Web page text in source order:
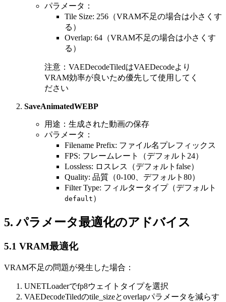
パラメータ：
Tile Size: 256（VRAM不足の場合は小さくす
る）
Overlap: 64（VRAM不足の場合は小さくす
る）
注意：VAEDecodeTiledはVAEDecodeより
VRAM効率が良いため優先して使用してく
ださい
SaveAnimatedWEBP
用途：生成された動画の保存
パラメータ：
Filename Prefix: ファイル名プレフィックス
FPS: フレームレート（デフォルト24）
Lossless: ロスレス（デフォルトfalse）
Quality: 品質（0-100、デフォルト80）
Filter Type: フィルタータイプ（デフォルト
default ）
5. パラメータ最適化のアドバイス
5.1 VRAM最適化
VRAM不足の問題が発生した場合：
UNETLoaderでfp8ウェイトタイプを選択
VAEDecodeTiledのtile_sizeとoverlapパラメータを減らす